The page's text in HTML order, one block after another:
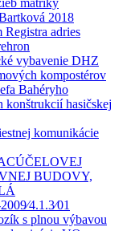
matriky
2018
Registra adries
vybavenie DHZ
kompostérov
Bahéryho
konštrukcií hasičskej
komunikácie
BUDOVY,
s plnou výbavou